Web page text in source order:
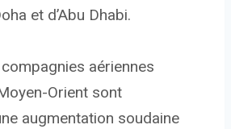
et d’Abu Dhabi.
aériennes
Orient sont
augmentation soudaine